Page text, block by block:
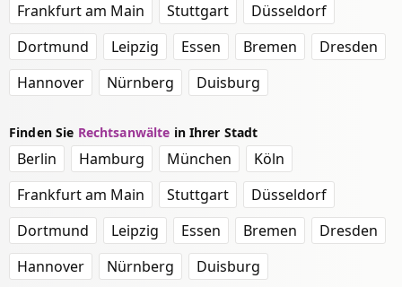
Frankfurt am Main
Stuttgart
Düsseldorf
Dortmund
Leipzig Essen Bremen
Dresden
Hannover
Nürnberg Duisburg
Finden Sie Rechtsanwälte in Ihrer Stadt
Berlin Hamburg München
Köln
Frankfurt am Main
Stuttgart
Düsseldorf
Dortmund
Leipzig Essen Bremen
Dresden
Hannover
Nürnberg Duisburg